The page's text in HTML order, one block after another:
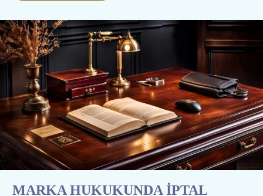
MARKA HUKUKUNDA İPTAL
MARKA
HUKUKUNDA
İPTAL
KARARININ
ETKİLERİ